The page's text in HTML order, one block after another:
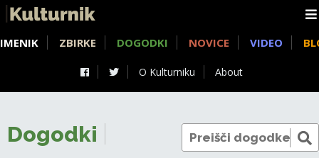
O Kulturniku About
IMENIK ZBIRKE DOGODKI NOVICE VIDEO
Dogodki